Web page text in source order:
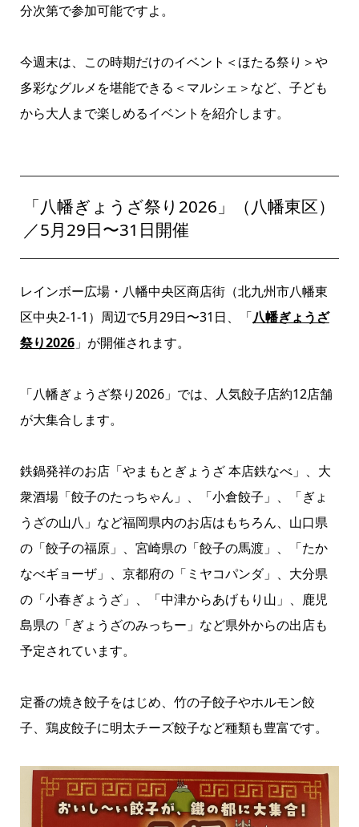
分次第で参加可能ですよ。
今週末は、この時期だけのイベント＜ほたる祭り＞や
多彩なグルメを堪能できる＜マルシェ＞など、子ども
から大人まで楽しめるイベントを紹介します。
「八幡ぎょうざ祭り2026」（八幡東区）
／5月29日〜31日開催
レインボー広場・八幡中央区商店街（北九州市八幡東
区中央2-1-1）周辺で5月29日〜31日、「八幡ぎょうざ
祭り2026」が開催されます。
「八幡ぎょうざ祭り2026」では、人気餃子店約12店舗
が大集合します。
鉄鍋発祥のお店「やまもとぎょうざ 本店鉄なべ」、大
衆酒場「餃子のたっちゃん」、「小倉餃子」、「ぎょ
うざの山八」など福岡県内のお店はもちろん、山口県
の「餃子の福原」、宮崎県の「餃子の馬渡」、「たか
なべギョーザ」、京都府の「ミヤコパンダ」、大分県
の「小春ぎょうざ」、「中津からあげもり山」、鹿児
島県の「ぎょうざのみっちー」など県外からの出店も
予定されています。
定番の焼き餃子をはじめ、竹の子餃子やホルモン餃
子、鶏皮餃子に明太チーズ餃子など種類も豊富です。